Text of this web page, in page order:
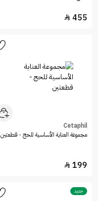
455

Cetaphil
مجموعة العناية الأساسية للحج - قطعتين
199

جديد